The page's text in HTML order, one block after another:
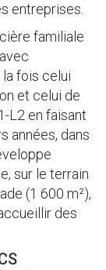
entreprises.
familiale
la fois celui
et celui de
L2 en faisant
années, dans
sur le terrain
(1 600 m²),
des